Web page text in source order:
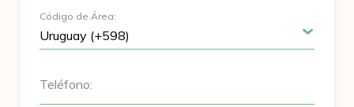
Código de Área:
Teléfono: